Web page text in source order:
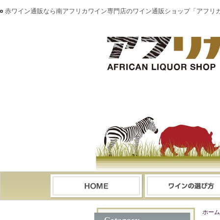
赤ワイン通販なら南アフリカワイン専門店のワイン通販ショップ「アフリ
ホーム